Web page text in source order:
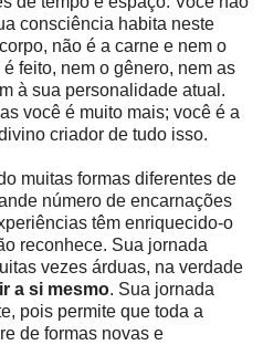
consciência habita neste
não é a carne e nem o
feito, nem o gênero, nem as
à sua personalidade atual.
você é muito mais; você é a
criador de tudo isso.
muitas formas diferentes de
número de encarnações
têm enriquecido-o
reconhece. Sua jornada
vezes árduas, na verdade
a si mesmo. Sua jornada
pois permite que toda a
de formas novas e